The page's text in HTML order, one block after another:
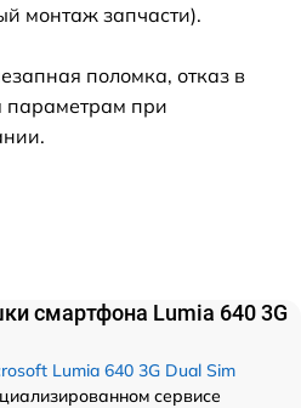
монтаж запчасти).
поломка, отказ в
параметрам при
смартфона Lumia 640 3G
Lumia 640 3G Dual Sim
сервисе